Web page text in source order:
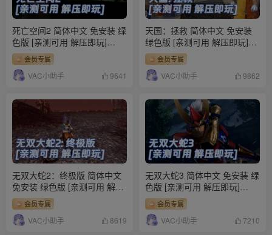
死亡空间2 简体中文 免安装 绿
色版 [亲测可用 解压即玩]
【9.39GB】
会员专属
VAC小助手 9641
天国：拯救 简体中文 免安装
绿色版 [亲测可用 解压即玩]
【78.3GB】
会员专属
VAC小助手 9862
无双大蛇2：终极版 简体中文
免安装 绿色版 [亲测可用 解压
即玩]【20.4GB】
会员专属
VAC小助手 8619
无双大蛇3 简体中文 免安装 绿
色版 [亲测可用 解压即玩]
【16.7GB】
会员专属
VAC小助手 7210